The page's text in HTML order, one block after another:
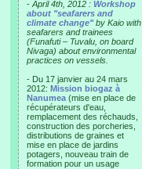
- April 4th, 2012 : Workshop
about "seafarers and
climate change"by Kaio with
seafarers and trainees
(Funafuti – Tuvalu, on board
Nivaga) about environmental
practices on vessels.
- Du 17 janvier au 24 mars
2012: Mission biogaz à
Nanumea (mise en place de
récupérateurs d'eau,
remplacement des réchauds,
construction des porcheries,
distributions de graines et
mise en place de jardins
potagers, nouveau train de
formation pour un usage